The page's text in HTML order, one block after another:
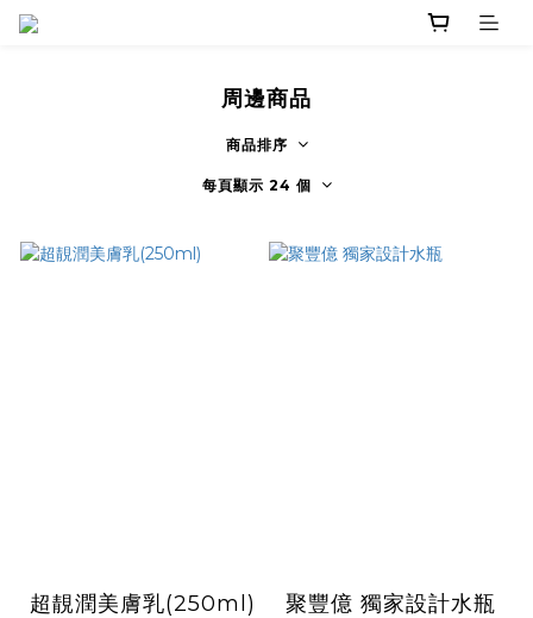
周邊商品
商品排序
每頁顯示 24 個
超靚潤美膚乳(250ml) 聚豐億 獨家設計水瓶